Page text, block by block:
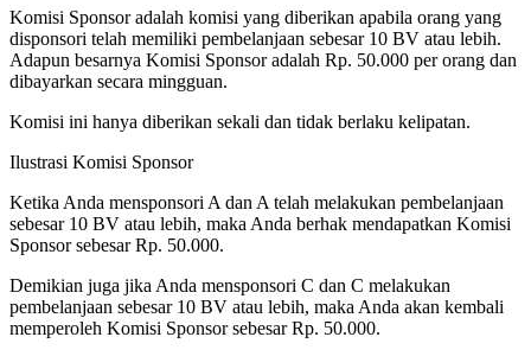
Komisi Sponsor adalah komisi yang diberikan apabila orang yang
disponsori telah memiliki pembelanjaan sebesar 10 BV atau lebih.
Adapun besarnya Komisi Sponsor adalah Rp. 50.000 per orang dan
dibayarkan secara mingguan.
Komisi ini hanya diberikan sekali dan tidak berlaku kelipatan.
Ilustrasi Komisi Sponsor
Ketika Anda mensponsori A dan A telah melakukan pembelanjaan
sebesar 10 BV atau lebih, maka Anda berhak mendapatkan Komisi
Sponsor sebesar Rp. 50.000.
Demikian juga jika Anda mensponsori C dan C melakukan
pembelanjaan sebesar 10 BV atau lebih, maka Anda akan kembali
memperoleh Komisi Sponsor sebesar Rp. 50.000.